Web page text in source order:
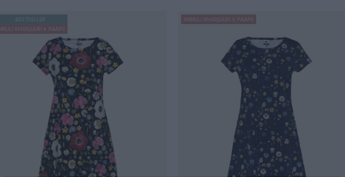
BESTSELLER
VIHERJUURI X PAAPII
ANNULI VIHERJUURI X PAAPII